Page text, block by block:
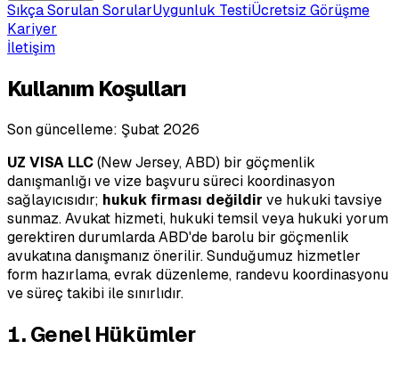
Sıkça Sorulan SorularUygunluk TestiÜcretsiz Görüşme
Kariyer
İletişim
Kullanım Koşulları
Son güncelleme: Şubat 2026
UZ VISA LLC(New Jersey, ABD) bir göçmenlik
danışmanlığı ve vize başvuru süreci koordinasyon
sağlayıcısıdır; hukuk firması değildir ve hukuki tavsiye
sunmaz. Avukat hizmeti, hukuki temsil veya hukuki yorum
gerektiren durumlarda ABD'de barolu bir göçmenlik
avukatına danışmanız önerilir. Sunduğumuz hizmetler
form hazırlama, evrak düzenleme, randevu koordinasyonu
ve süreç takibi ile sınırlıdır.
1. Genel Hükümler